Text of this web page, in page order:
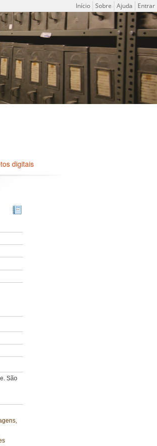
Menu do usuário
Início Sobre Ajuda Entrar
digitais
São